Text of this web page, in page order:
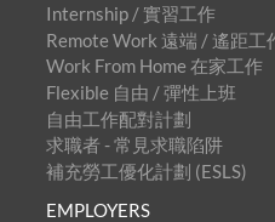
Internship / 實習工作
Remote Work 遠端 / 遙距工
Work From Home 在家工作
Flexible 自由 / 彈性上班
自由工作配對計劃
求職者 - 常見求職陷阱
補充勞工優化計劃 (ESLS)
EMPLOYERS